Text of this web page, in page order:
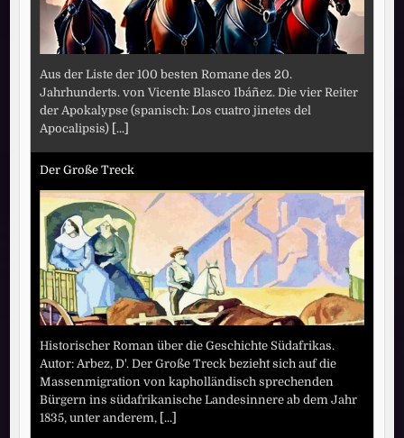
Aus der Liste der 100 besten Romane des 20.
Jahrhunderts. von Vicente Blasco Ibáñez. Die vier Reiter
der Apokalypse (spanisch: Los cuatro jinetes del
Apocalipsis) [...]
Der Große Treck
Historischer Roman über die Geschichte Südafrikas.
Autor: Arbez, D'. Der Große Treck bezieht sich auf die
Massenmigration von kapholländisch sprechenden
Bürgern ins südafrikanische Landesinnere ab dem Jahr
1835, unter anderem, [...]